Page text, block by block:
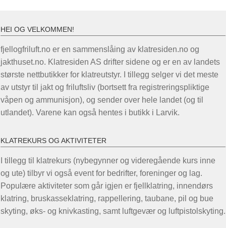
HEI OG VELKOMMEN!
fjellogfriluft.no er en sammenslåing av klatresiden.no og
jakthuset.no. Klatresiden AS drifter sidene og er en av landets
største nettbutikker for klatreutstyr. I tillegg selger vi det meste
av utstyr til jakt og friluftsliv (bortsett fra registreringspliktige
våpen og ammunisjon), og sender over hele landet (og til
utlandet). Varene kan også hentes i butikk i Larvik.
KLATREKURS OG AKTIVITETER
I tillegg til klatrekurs (nybegynner og videregående kurs inne
og ute) tilbyr vi også event for bedrifter, foreninger og lag.
Populære aktiviteter som går igjen er fjellklatring, innendørs
klatring, bruskasseklatring, rappellering, taubane, pil og bue
skyting, øks- og knivkasting, samt luftgevær og luftpistolskyting.